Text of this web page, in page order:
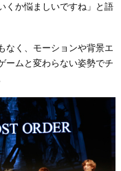
くか悩ましいですね」と語
なく、モーションや背景エ
ームと変わらない姿勢でチ